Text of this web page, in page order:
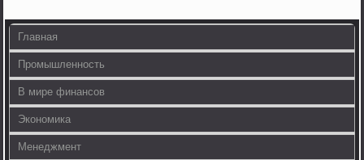
Главная
Промышленность
В мире финансов
Экономика
Менеджмент